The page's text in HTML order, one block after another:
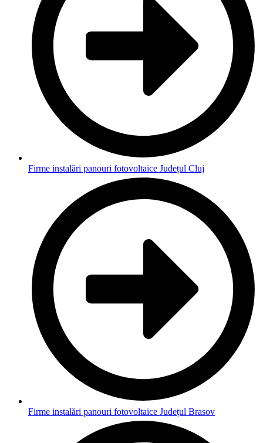
Firme instalări panouri fotovoltaice Județul Cluj
Firme instalări panouri fotovoltaice Județul Brasov